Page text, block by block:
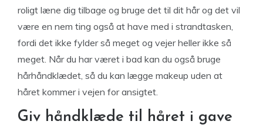
roligt læne dig tilbage og bruge det til dit hår og det vil
være en nem ting også at have med i strandtasken,
fordi det ikke fylder så meget og vejer heller ikke så
meget. Når du har været i bad kan du også bruge
hårhåndklædet, så du kan lægge makeup uden at
håret kommer i vejen for ansigtet.
Giv håndklæde til håret i gave